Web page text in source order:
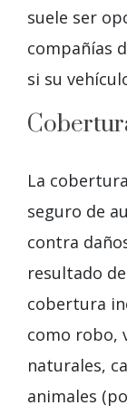
suele ser
compañías
si su
La
seguro de
contra
resultado
cobertura
como robo,
naturales,
animales